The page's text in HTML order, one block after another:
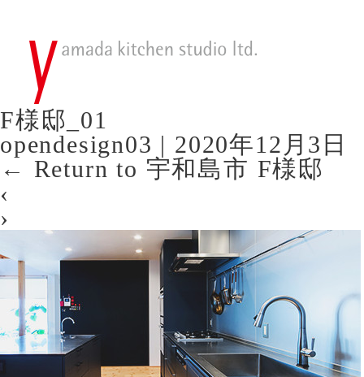
F様邸_01
opendesign03 | 2020年12月3日
← Return to 宇和島市 F様邸
‹
›